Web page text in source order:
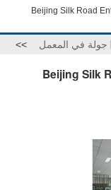
Beijing Silk Road
جولة في المعمل >>
Beijing Silk